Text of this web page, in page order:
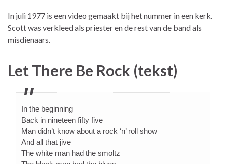
In juli 1977 is een video gemaakt bij het nummer in een kerk.
Scott was verkleed als priester en de rest van de band als
misdienaars.
Let There Be Rock (tekst)
In the beginning
Back in nineteen fifty five
Man didn’t know about a rock ‘n’ roll show
And all that jive
The white man had the smoltz